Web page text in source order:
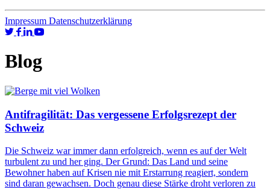
Impressum Datenschutzerklärung
Blog
Antifragilität: Das vergessene Erfolgsrezept der
Schweiz
Die Schweiz war immer dann erfolgreich, wenn es auf der Welt
turbulent zu und her ging. Der Grund: Das Land und seine
Bewohner haben auf Krisen nie mit Erstarrung reagiert, sondern
sind daran gewachsen. Doch genau diese Stärke droht verloren zu